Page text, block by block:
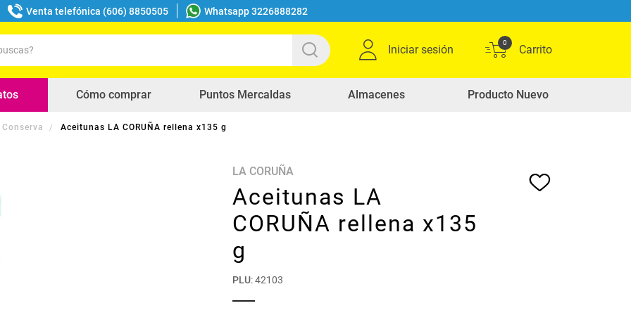
Venta telefónica (606) 8850505 Whatsapp 3226888282
Iniciar sesión
0
Cómo comprar Puntos Mercaldas Almacenes Producto Nuevo
Aceitunas LA CORUÑA rellena x135 g
LA CORUÑA
Aceitunas LA
CORUÑA rellena x135
g
PLU:42103
buscados